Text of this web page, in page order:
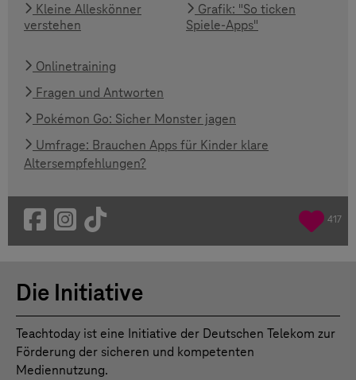
Kleine Alleskönner
verstehen
Grafik: "So ticken
Spiele-Apps"
Onlinetraining
Fragen und Antworten
Pokémon Go: Sicher Monster jagen
Umfrage: Brauchen Apps für Kinder klare
Altersempfehlungen?
417
Die Initiative
Teachtoday ist eine Initiative der Deutschen Telekom zur
Förderung der sicheren und kompetenten
Mediennutzung.